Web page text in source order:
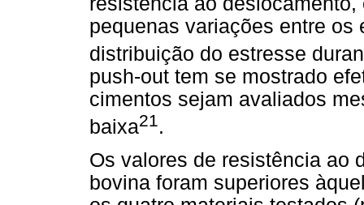
pequenas variações entre
distribuição do estresse
push-out tem se mostrado
cimentos sejam avaliados
baixa21.
Os valores de resistência ao
bovina foram superiores